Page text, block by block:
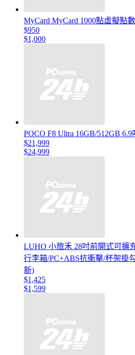
MyCard MyCard 1000點虛擬點
$950
$1,000
POCO F8 Ultra 16GB/512GB
$21,999
$24,999
LUHO 小旅禾 28吋前開式可擴
行李箱/PC+ABS抗衝擊/杯架掛
新)
$1,425
$1,599